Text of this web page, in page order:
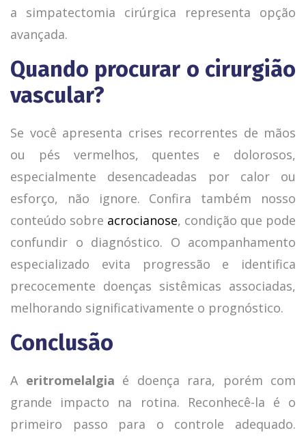
a simpatectomia cirúrgica representa opção
avançada.
Quando procurar o cirurgião
vascular?
Se você apresenta crises recorrentes de mãos
ou pés vermelhos, quentes e dolorosos,
especialmente desencadeadas por calor ou
esforço, não ignore. Confira também nosso
conteúdo sobre acrocianose, condição que pode
confundir o diagnóstico. O acompanhamento
especializado evita progressão e identifica
precocemente doenças sistêmicas associadas,
melhorando significativamente o prognóstico.
Conclusão
A eritromelalgia é doença rara, porém com
grande impacto na rotina. Reconhecê-la é o
primeiro passo para o controle adequado.